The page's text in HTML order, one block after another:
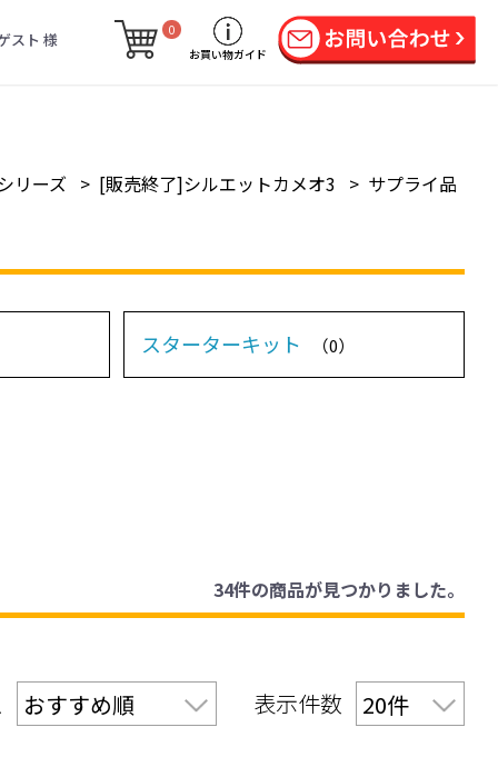
スト 様
0
お買い物ガイド
リーズ > [販売終了]シルエットカメオ3 > サプライ品
スターターキット （0）
34件の商品が見つかりました。
表示件数